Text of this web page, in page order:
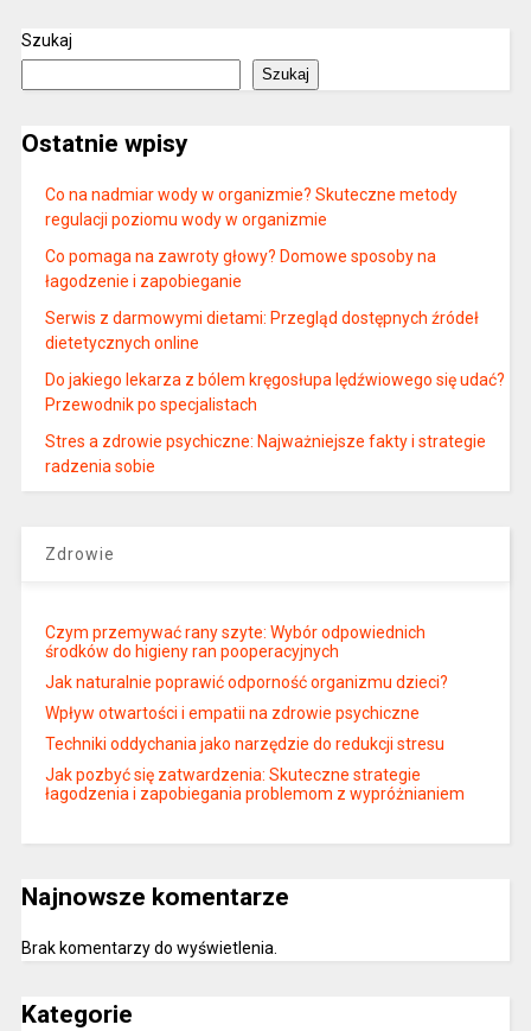
Szukaj
Szukaj
Ostatnie wpisy
Co na nadmiar wody w organizmie? Skuteczne metody
regulacji poziomu wody w organizmie
Co pomaga na zawroty głowy? Domowe sposoby na
łagodzenie i zapobieganie
Serwis z darmowymi dietami: Przegląd dostępnych źródeł
dietetycznych online
Do jakiego lekarza z bólem kręgosłupa lędźwiowego się udać?
Przewodnik po specjalistach
Stres a zdrowie psychiczne: Najważniejsze fakty i strategie
radzenia sobie
Zdrowie
Czym przemywać rany szyte: Wybór odpowiednich
środków do higieny ran pooperacyjnych
Jak naturalnie poprawić odporność organizmu dzieci?
Wpływ otwartości i empatii na zdrowie psychiczne
Techniki oddychania jako narzędzie do redukcji stresu
Jak pozbyć się zatwardzenia: Skuteczne strategie
łagodzenia i zapobiegania problemom z wypróżnianiem
Najnowsze komentarze
Brak komentarzy do wyświetlenia.
Kategorie